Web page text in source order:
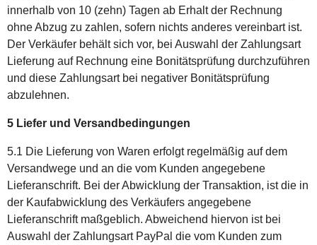
innerhalb von 10 (zehn) Tagen ab Erhalt der Rechnung
ohne Abzug zu zahlen, sofern nichts anderes vereinbart ist.
Der Verkäufer behält sich vor, bei Auswahl der Zahlungsart
Lieferung auf Rechnung eine Bonitätsprüfung durchzuführen
und diese Zahlungsart bei negativer Bonitätsprüfung
abzulehnen.
5 Liefer und Versandbedingungen
5.1 Die Lieferung von Waren erfolgt regelmäßig auf dem
Versandwege und an die vom Kunden angegebene
Lieferanschrift. Bei der Abwicklung der Transaktion, ist die in
der Kaufabwicklung des Verkäufers angegebene
Lieferanschrift maßgeblich. Abweichend hiervon ist bei
Auswahl der Zahlungsart PayPal die vom Kunden zum